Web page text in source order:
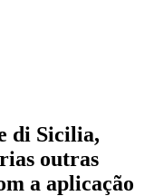
di Sicilia,
outras
a aplicação